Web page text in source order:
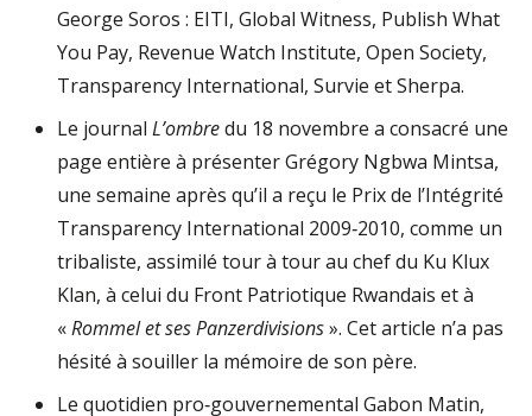
George Soros : EITI, Global Witness, Publish What
You Pay, Revenue Watch Institute, Open Society,
Transparency International, Survie et Sherpa.
Le journal L’ombredu 18 novembre a consacré une
page entière à présenter Grégory Ngbwa Mintsa,
une semaine après qu’il a reçu le Prix de l’Intégrité
Transparency International 2009‐2010, comme un
tribaliste, assimilé tour à tour au chef du Ku Klux
Klan, à celui du Front Patriotique Rwandais et à
«Rommel et ses Panzerdivisions». Cet article n’a pas
hésité à souiller la mémoire de son père.
Le quotidien pro‐gouvernemental Gabon Matin,